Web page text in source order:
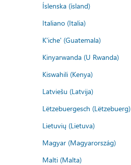
Íslenska (ísland)
Italiano (Italia)
K'iche' (Guatemala)
Kinyarwanda (U Rwanda)
Kiswahili (Kenya)
Latviešu (Latvija)
Lëtzebuergesch (Lëtzebuerg)
Lietuvių (Lietuva)
Magyar (Magyarország)
Malti (Malta)